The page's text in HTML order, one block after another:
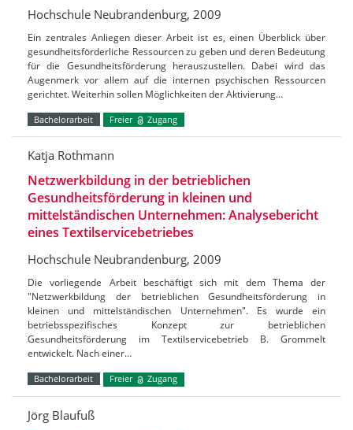
Hochschule Neubrandenburg, 2009
Ein zentrales Anliegen dieser Arbeit ist es, einen Überblick über
gesundheitsförderliche Ressourcen zu geben und deren Bedeutung
für die Gesundheitsförderung herauszustellen. Dabei wird das
Augenmerk vor allem auf die internen psychischen Ressourcen
gerichtet. Weiterhin sollen Möglichkeiten der Aktivierung…
Bachelorarbeit Freier Zugang
Katja Rothmann
Netzwerkbildung in der betrieblichen
Gesundheitsförderung in kleinen und
mittelständischen Unternehmen: Analysebericht
eines Textilservicebetriebes
Hochschule Neubrandenburg, 2009
Die vorliegende Arbeit beschäftigt sich mit dem Thema der
"Netzwerkbildung der betrieblichen Gesundheitsförderung in
kleinen und mittelständischen Unternehmen". Es wurde ein
betriebsspezifisches Konzept zur betrieblichen
Gesundheitsförderung im Textilservicebetrieb B. Grommelt
entwickelt. Nach einer…
Bachelorarbeit Freier Zugang
Jörg Blaufuß